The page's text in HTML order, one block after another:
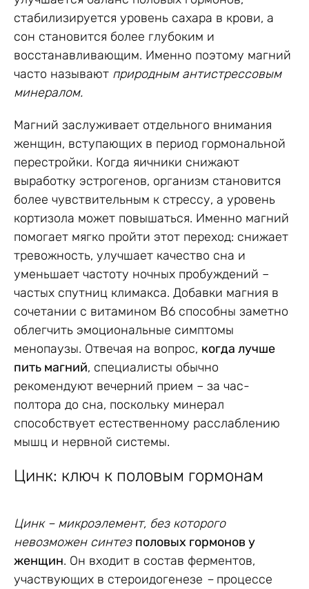
стабилизируется уровень сахара в крови, а
сон становится более глубоким и
восстанавливающим. Именно поэтому магний
часто называют природным антистрессовым
минералом.
Магний заслуживает отдельного внимания
женщин, вступающих в период гормональной
перестройки. Когда яичники снижают
выработку эстрогенов, организм становится
более чувствительным к стрессу, а уровень
кортизола может повышаться. Именно магний
помогает мягко пройти этот переход: снижает
тревожность, улучшает качество сна и
уменьшает частоту ночных пробуждений –
частых спутниц климакса. Добавки магния в
сочетании с витамином B6 способны заметно
облегчить эмоциональные симптомы
менопаузы. Отвечая на вопрос, когда лучше
пить магний, специалисты обычно
рекомендуют вечерний прием – за час-
полтора до сна, поскольку минерал
способствует естественному расслаблению
мышц и нервной системы.
Цинк: ключ к половым гормонам
Цинк – микроэлемент, без которого
невозможен синтез половых гормонов у
женщин. Он входит в состав ферментов,
участвующих в стероидогенезе –процессе